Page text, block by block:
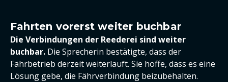
Fahrten vorerst weiter buchbar
Die Verbindungen der Reederei sind weiter
buchbar. Die Sprecherin bestätigte, dass der
Fährbetrieb derzeit weiterläuft. Sie hoffe, dass es eine
Lösung gebe, die Fährverbindung beizubehalten.